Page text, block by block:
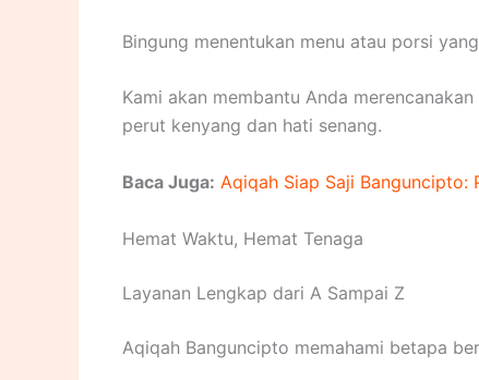
Bingung menentukan menu atau porsi
Kami akan membantu Anda
perut kenyang dan hati senang.
Baca Juga: Aqiqah Siap Saji Banguncipto:
Hemat Waktu, Hemat Tenaga
Layanan Lengkap dari A Sampai Z
Aqiqah Banguncipto memahami betapa